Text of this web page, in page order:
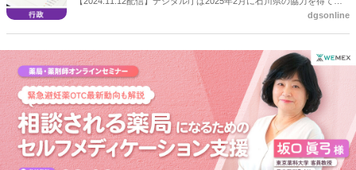
避難者支援業務に関する実証事業を実施する方針だ。市町の境界を超
定。
dgsonline